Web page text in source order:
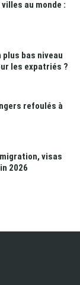
au monde :
bas niveau
les expatriés ?
refoulés à
visas
2026